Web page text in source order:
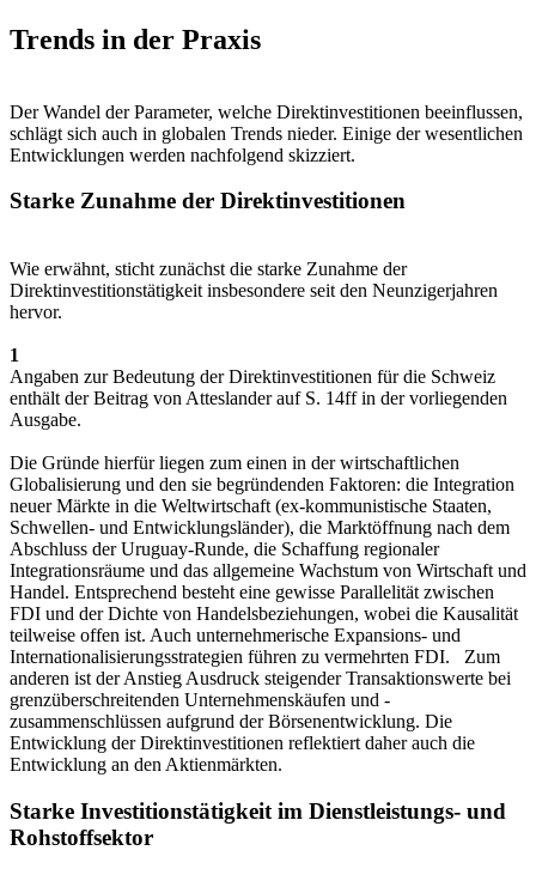
Trends in der Praxis
Der Wandel der Parameter, welche Direktinvestitionen beeinflussen,
schlägt sich auch in globalen Trends nieder. Einige der wesentlichen
Entwicklungen werden nachfolgend skizziert.
Starke Zunahme der Direktinvestitionen
Wie erwähnt, sticht zunächst die starke Zunahme der
Direktinvestitionstätigkeit insbesondere seit den Neunzigerjahren
hervor.
1
Angaben zur Bedeutung der Direktinvestitionen für die Schweiz
enthält der Beitrag von Atteslander auf S. 14ff in der vorliegenden
Ausgabe.
Die Gründe hierfür liegen zum einen in der wirtschaftlichen
Globalisierung und den sie begründenden Faktoren: die Integration
neuer Märkte in die Weltwirtschaft (ex-kommunistische Staaten,
Schwellen- und Entwicklungsländer), die Marktöffnung nach dem
Abschluss der Uruguay-Runde, die Schaffung regionaler
Integrationsräume und das allgemeine Wachstum von Wirtschaft und
Handel. Entsprechend besteht eine gewisse Parallelität zwischen
FDI und der Dichte von Handelsbeziehungen, wobei die Kausalität
teilweise offen ist. Auch unternehmerische Expansions- und
Internationalisierungsstrategien führen zu vermehrten FDI. Zum
anderen ist der Anstieg Ausdruck steigender Transaktionswerte bei
grenzüberschreitenden Unternehmenskäufen und -
zusammenschlüssen aufgrund der Börsenentwicklung. Die
Entwicklung der Direktinvestitionen reflektiert daher auch die
Entwicklung an den Aktienmärkten.
Starke Investitionstätigkeit im Dienstleistungs- und
Rohstoffsektor